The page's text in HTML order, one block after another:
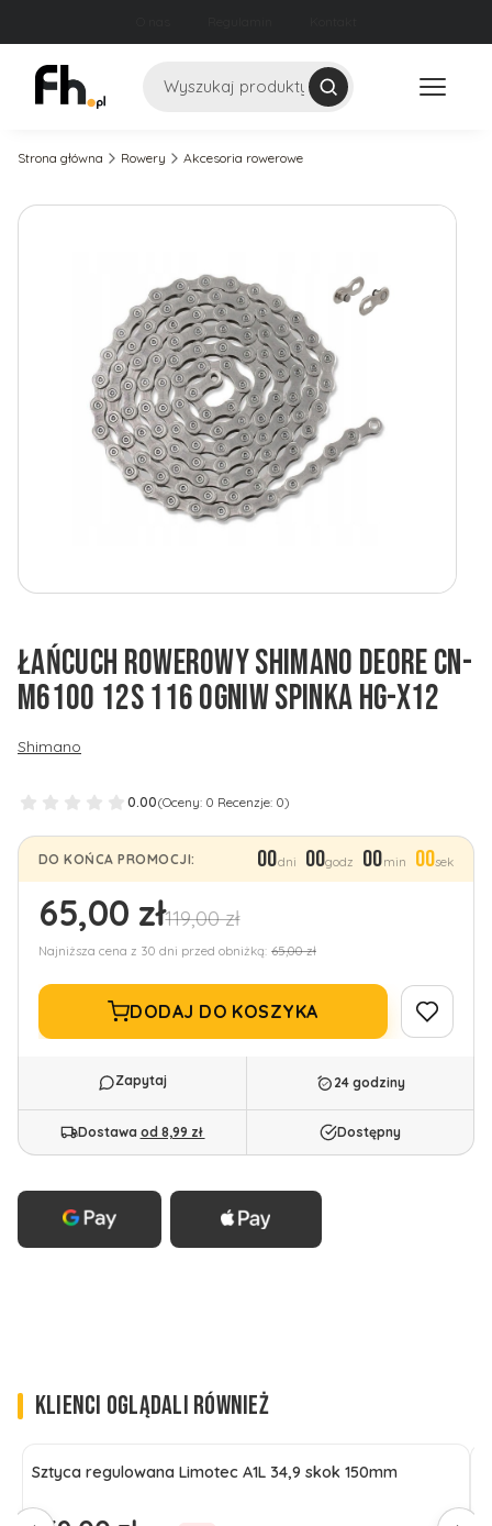
Szukaj
Strona główna Rowery Akcesoria rowerowe
ŁAŃCUCH ROWEROWY SHIMANO DEORE CN-
M6100 12S 116 OGNIW SPINKA HG-X12
Shimano
0.00(Oceny: 0 Recenzje: 0)
DO KOŃCA PROMOCJI: 00dni 00godz 00min 00sek
65,00 zł119,00 zł
Najniższa cena z 30 dni przed obniżką: 65,00 zł
DODAJ DO KOSZYKA
24 godziny
Dostawa od 8,99 zł Dostępny
KLIENCI OGLĄDALI RÓWNIEŻ
Sztyca regulowana Limotec A1L 34,9 skok 150mm